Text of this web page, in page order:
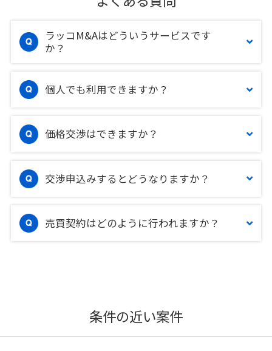
ラッコM&Aはどういうサービスです
か？
個人でも利用できますか？
価格交渉はできますか？
交渉申込みするとどうなりますか？
売買契約はどのように行われますか？
条件の近い案件